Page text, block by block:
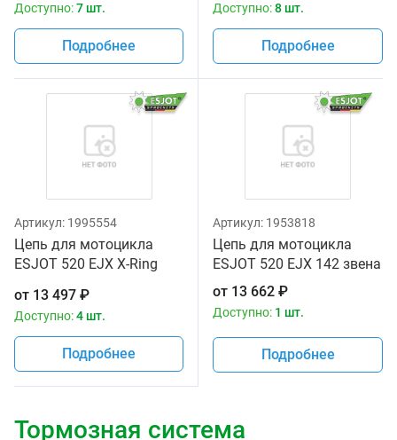
Доступно:7 шт.
Подробнее
Доступно:8 шт.
Подробнее
Артикул: 1995554
Цепь для мотоцикла
ESJOT 520 EJX X-Ring
от 13 497 ₽
Доступно:4 шт.
Подробнее
Артикул: 1953818
Цепь для мотоцикла
ESJOT 520 EJX 142 звена
от 13 662 ₽
Доступно: 1 шт.
Подробнее
Тормозная система